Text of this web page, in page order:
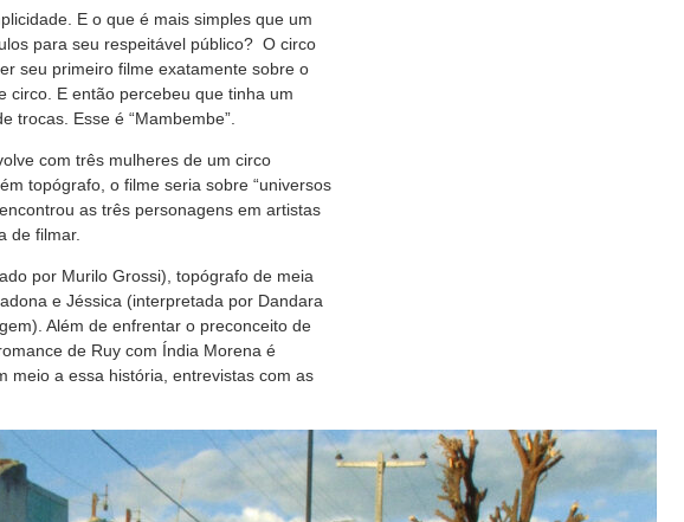
E o que é mais simples que um
para seu respeitável público? O circo
seu primeiro filme exatamente sobre o
circo. E então percebeu que tinha um
trocas. Esse é “Mambembe”.
com três mulheres de um circo
topógrafo, o filme seria sobre “universos
as três personagens em artistas
de filmar.
por Murilo Grossi), topógrafo de meia
e Jéssica (interpretada por Dandara
Além de enfrentar o preconceito de
de Ruy com Índia Morena é
meio a essa história, entrevistas com as